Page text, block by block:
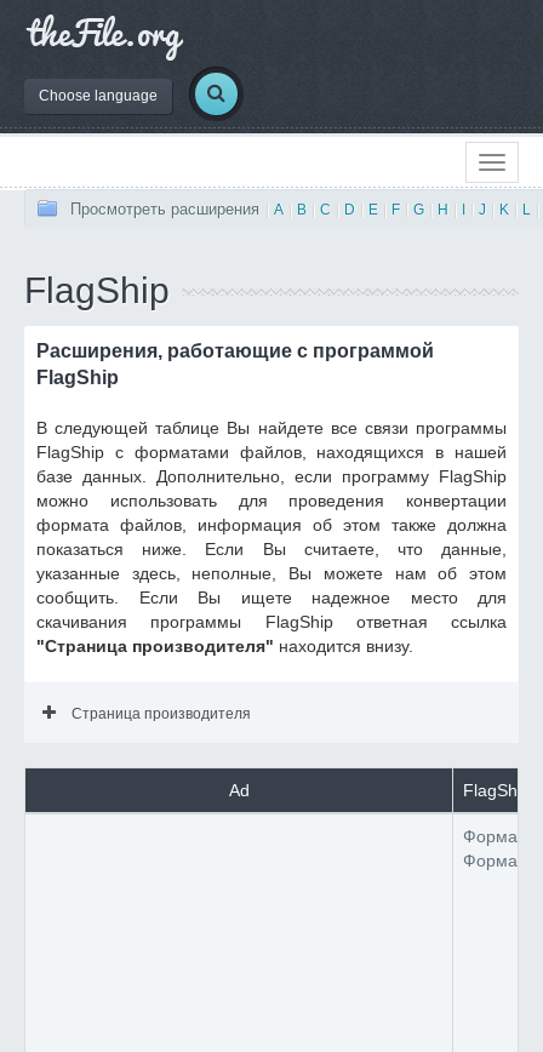
Choose language
Просмотреть расширения A B C D E F G H J K L
FlagShip
Расширения, работающие с программой
FlagShip
В следующей таблице Вы найдете все связи программы
FlagShip с форматами файлов, находящихся в нашей
базе данных. Дополнительно, если программу FlagShip
можно использовать для проведения конвертации
формата файлов, информация об этом также должна
показаться ниже. Если Вы считаете, что данные,
указанные здесь, неполные, Вы можете нам об этом
сообщить. Если Вы ищете надежное место для
скачивания программы FlagShip ответная ссылка
"Страница производителя" находится внизу.
Страница производителя
Ad FlagShip
Формат
Формат